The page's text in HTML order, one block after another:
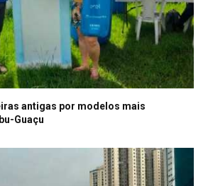
antigas por modelos mais
Guaçu